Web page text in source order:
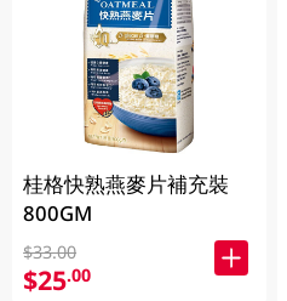
桂格快熟燕麥片補充裝
800GM
$33.00
$25.00